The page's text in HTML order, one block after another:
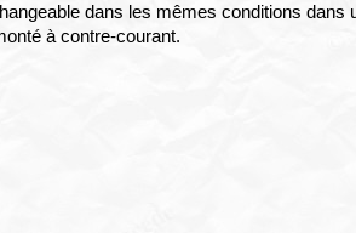
dans les mêmes conditions dans
à contre-courant.